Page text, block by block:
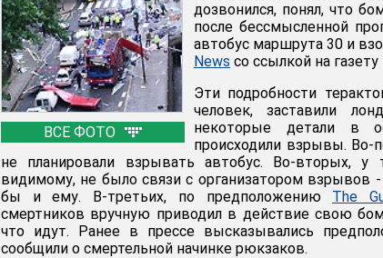
ВСЕ ФОТО
дозвонился, понял, что
после бессмысленной
автобус маршрута 30 и
News со ссылкой на
Эти подробности
человек, заставили
некоторые детали в
происходили взрывы. Во-
не планировали взрывать автобус. Во-вторых, у
видимому, не было связи с организатором взрывов -
бы и ему. В-третьих, по предположению The
смертников вручную приводил в действие свою
что идут. Ранее в прессе высказывались
сообщили о смертельной начинке рюкзаков.